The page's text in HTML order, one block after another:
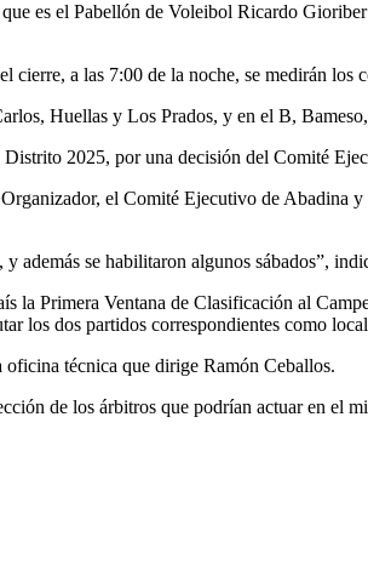
es el Pabellón de Voleibol Ricardo
a las 7:00 de la noche, se medirán los
Huellas y Los Prados, y en el B,
2025, por una decisión del Comité
el Comité Ejecutivo de Abadina
además se habilitaron algunos sábados”,
la Primera Ventana de Clasificación al
los dos partidos correspondientes como
técnica que dirige Ramón Ceballos.
de los árbitros que podrían actuar en el